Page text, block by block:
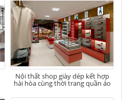
Nội thất shop giày dép kết hợp
hài hòa cùng thời trang quần áo